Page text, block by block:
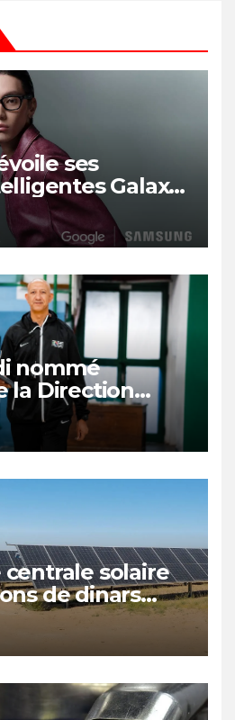
ses
Galaxy
nommé
la Direction
l’Arbitrage
centrale solaire
de dinars
la transition
créer 400